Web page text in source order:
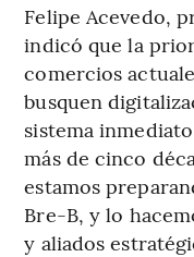
Felipe Acevedo,
indicó que la
comercios
busquen
sistema
más de cinco
estamos
Bre-B, y lo
y aliados